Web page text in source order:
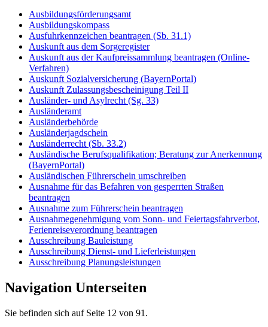
Ausbildungsförderungsamt
Ausbildungskompass
Ausfuhrkennzeichen beantragen (Sb. 31.1)
Auskunft aus dem Sorgeregister
Auskunft aus der Kaufpreissammlung beantragen (Online-
Verfahren)
Auskunft Sozialversicherung (BayernPortal)
Auskunft Zulassungsbescheinigung Teil II
Ausländer- und Asylrecht (Sg. 33)
Ausländeramt
Ausländerbehörde
Ausländerjagdschein
Ausländerrecht (Sb. 33.2)
Ausländische Berufsqualifikation; Beratung zur Anerkennung
(BayernPortal)
Ausländischen Führerschein umschreiben
Ausnahme für das Befahren von gesperrten Straßen
beantragen
Ausnahme zum Führerschein beantragen
Ausnahmegenehmigung vom Sonn- und Feiertagsfahrverbot,
Ferienreiseverordnung beantragen
Ausschreibung Bauleistung
Ausschreibung Dienst- und Lieferleistungen
Ausschreibung Planungsleistungen
Navigation Unterseiten
Sie befinden sich auf Seite 12 von 91.